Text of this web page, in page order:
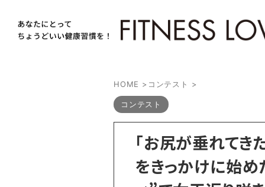
HOME > コンテスト >
コンテスト
「お尻が垂れてき
をきっかけに始